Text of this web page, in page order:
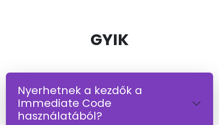
GYIK
Nyerhetnek a kezdők a
Immediate Code
használatából?